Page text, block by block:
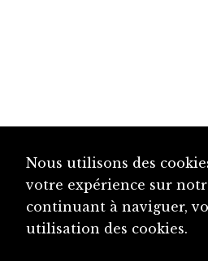
Nous utilisons des
votre expérience sur
continuant à naviguer,
utilisation des cookies.